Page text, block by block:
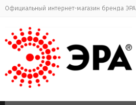
Официальный интернет-магазин бренда ЭРА